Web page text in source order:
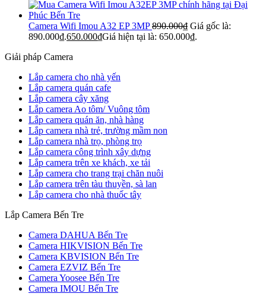
Camera Wifi Imou A32 EP 3MP 890.000₫ Giá gốc là:
890.000₫.650.000₫Giá hiện tại là: 650.000₫.
Giải pháp Camera
Lắp camera cho nhà yến
Lắp camera quán cafe
Lắp camera cây xăng
Lắp camera Ao tôm/ Vuông tôm
Lắp camera quán ăn, nhà hàng
Lắp camera nhà trẻ, trường mầm non
Lắp camera nhà trọ, phòng trọ
Lắp camera công trình xây dựng
Lắp camera trên xe khách, xe tải
Lắp camera cho trang trại chăn nuôi
Lắp camera trên tàu thuyền, sà lan
Lắp camera cho nhà thuốc tây
Lắp Camera Bến Tre
Camera DAHUA Bến Tre
Camera HIKVISION Bến Tre
Camera KBVISION Bến Tre
Camera EZVIZ Bến Tre
Camera Yoosee Bến Tre
Camera IMOU Bến Tre